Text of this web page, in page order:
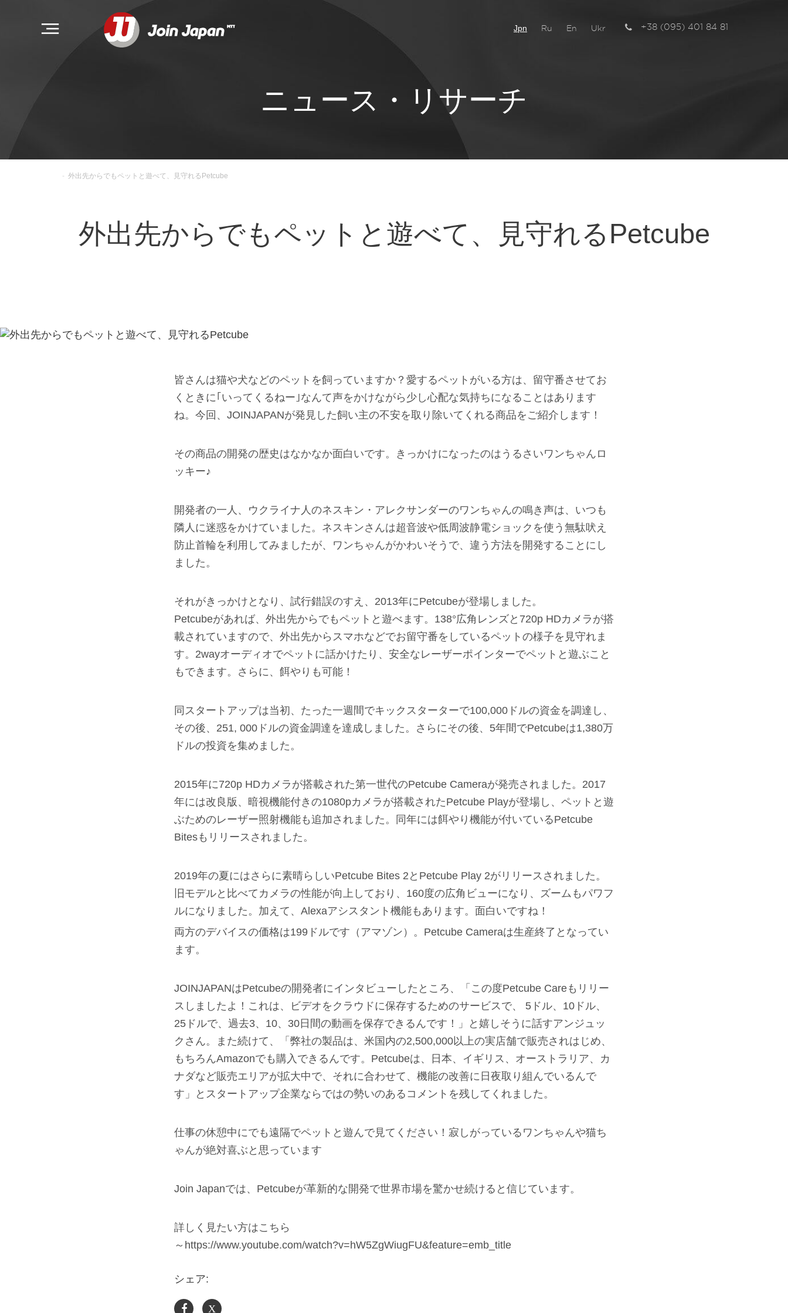
Jpn Ru En Ukr +38 (095) 401 84 81
ニュース・リサーチ
- 外出先からでもペットと遊べて、見守れるPetcube
外出先からでもペットと遊べて、見守れるPetcube
皆さんは猫や犬などのペットを飼っていますか？愛するペットがいる方は、留守番させてお
くときに｢いってくるねー｣なんて声をかけながら少し心配な気持ちになることはあります
ね。今回、JOINJAPANが発見した飼い主の不安を取り除いてくれる商品をご紹介します！
その商品の開発の歴史はなかなか面白いです。きっかけになったのはうるさいワンちゃんロ
ッキー♪
開発者の一人、ウクライナ人のネスキン・アレクサンダーのワンちゃんの鳴き声は、いつも
隣人に迷惑をかけていました。ネスキンさんは超音波や低周波静電ショックを使う無駄吠え
防止首輪を利用してみましたが、ワンちゃんがかわいそうで、違う方法を開発することにし
ました。
それがきっかけとなり、試行錯誤のすえ、2013年にPetcubeが登場しました。
Petcubeがあれば、外出先からでもペットと遊べます。138°広角レンズと720p HDカメラが搭
載されていますので、外出先からスマホなどでお留守番をしているペットの様子を見守れま
す。2wayオーディオでペットに話かけたり、安全なレーザーポインターでペットと遊ぶこと
もできます。さらに、餌やりも可能！
同スタートアップは当初、たった一週間でキックスターターで100,000ドルの資金を調達し、
その後、251, 000ドルの資金調達を達成しました。さらにその後、5年間でPetcubeは1,380万
ドルの投資を集めました。
2015年に720p HDカメラが搭載された第一世代のPetcube Cameraが発売されました。2017
年には改良版、暗視機能付きの1080pカメラが搭載されたPetcube Playが登場し、ペットと遊
ぶためのレーザー照射機能も追加されました。同年には餌やり機能が付いているPetcube
Bitesもリリースされました。
2019年の夏にはさらに素晴らしいPetcube Bites 2とPetcube Play 2がリリースされました。
旧モデルと比べてカメラの性能が向上しており、160度の広角ビューになり、ズームもパワフ
ルになりました。加えて、Alexaアシスタント機能もあります。面白いですね！
両方のデバイスの価格は199ドルです（アマゾン）。Petcube Cameraは生産終了となってい
ます。
JOINJAPANはPetcubeの開発者にインタビューしたところ、「この度Petcube Careもリリー
スしましたよ！これは、ビデオをクラウドに保存するためのサービスで、 5ドル、10ドル、
25ドルで、過去3、10、30日間の動画を保存できるんです！」と嬉しそうに話すアンジュッ
クさん。また続けて、「弊社の製品は、米国内の2,500,000以上の実店舗で販売されはじめ、
もちろんAmazonでも購入できるんです。Petcubeは、日本、イギリス、オーストラリア、カ
ナダなど販売エリアが拡大中で、それに合わせて、機能の改善に日夜取り組んでいるんで
す」とスタートアップ企業ならではの勢いのあるコメントを残してくれました。
仕事の休憩中にでも遠隔でペットと遊んで見てください！寂しがっているワンちゃんや猫ち
ゃんが絶対喜ぶと思っています
Join Japanでは、Petcubeが革新的な開発で世界市場を驚かせ続けると信じています。
詳しく見たい方はこちら
～https://www.youtube.com/watch?v=hW5ZgWiugFU&feature=emb_title
シェア:
X